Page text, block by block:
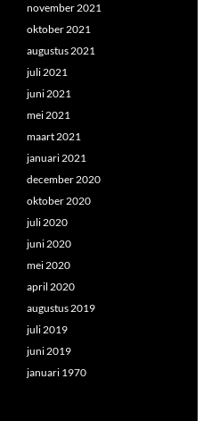
november 2021
oktober 2021
augustus 2021
juli 2021
juni 2021
mei 2021
maart 2021
januari 2021
december 2020
oktober 2020
juli 2020
juni 2020
mei 2020
april 2020
augustus 2019
juli 2019
juni 2019
januari 1970